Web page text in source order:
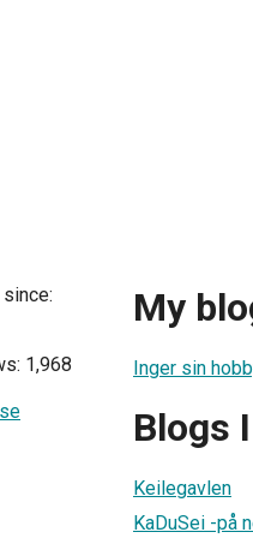
1,968
My
Inger sin
Blogs
Keilegavlen
KaDuSei -på